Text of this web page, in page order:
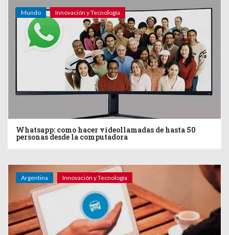
Mundo Innovación y Tecnología
Whatsapp: como hacer videollamadas de hasta 50
personas desde la computadora
Argentina Innovación y Tecnología